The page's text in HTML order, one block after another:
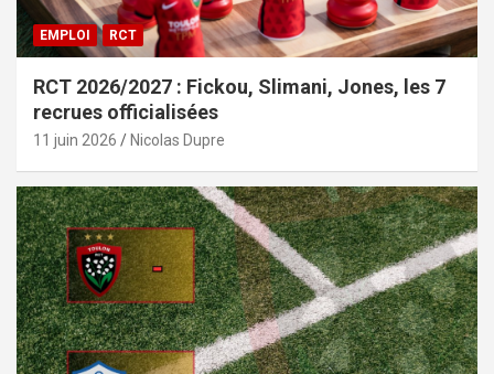
EMPLOI RCT
RCT 2026/2027 : Fickou, Slimani, Jones, les 7
recrues officialisées
11 juin 2026 Nicolas Dupre